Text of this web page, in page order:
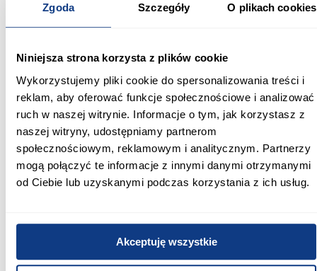
Zgoda Szczegóły O plikach cookies
Niniejsza strona korzysta z plików cookie
Wykorzystujemy pliki cookie do spersonalizowania treści i
reklam, aby oferować funkcje społecznościowe i analizować
ruch w naszej witrynie. Informacje o tym, jak korzystasz z
naszej witryny, udostępniamy partnerom
społecznościowym, reklamowym i analitycznym. Partnerzy
mogą połączyć te informacje z innymi danymi otrzymanymi
od Ciebie lub uzyskanymi podczas korzystania z ich usług.
Akceptuję wszystkie
atrakcyjny wygląd w jednym.
Szerokość [cm]:
165.00
Głębokość [cm]:
84.00
Wysokość [cm]:
Szerokość pow. spania [cm]:
Długość pow. spania [cm]: